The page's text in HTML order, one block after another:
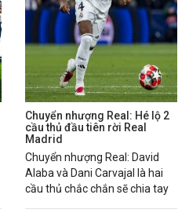
Chuyển nhượng Real: Hé lộ 2
cầu thủ đầu tiên rời Real
Madrid
Chuyển nhượng Real: David
Alaba và Dani Carvajal là hai
cầu thủ chắc chắn sẽ chia tay